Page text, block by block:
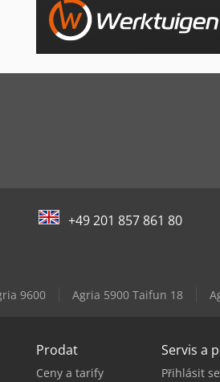
+49 201 857 861 80
9600 Agria 5900 Taifun 18
Prodat
Ceny a tarify
Servis a
Přihlásit se